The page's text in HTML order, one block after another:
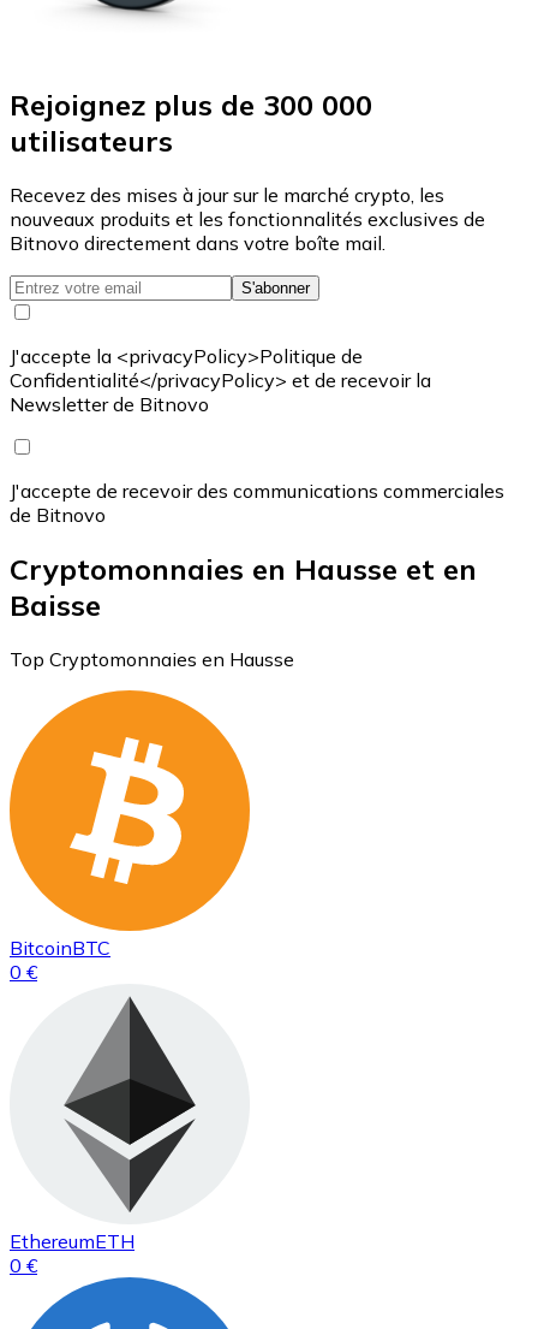
Rejoignez plus de 300 000
utilisateurs
Recevez des mises à jour sur le marché crypto, les
nouveaux produits et les fonctionnalités exclusives de
Bitnovo directement dans votre boîte mail.
S'abonner
J'accepte la <privacyPolicy>Politique de
Confidentialité</privacyPolicy> et de recevoir la
Newsletter de Bitnovo
J'accepte de recevoir des communications commerciales
de Bitnovo
Cryptomonnaies en Hausse et en
Baisse
Top Cryptomonnaies en Hausse
BitcoinBTC
0 €
EthereumETH
0 €